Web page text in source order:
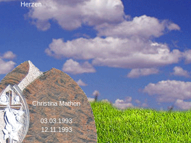
Herzen
Christina Mathon
03.03.1993
12.11.1993